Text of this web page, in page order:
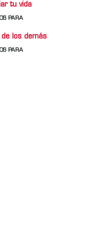
tu vida
PARA
de los demás
PARA